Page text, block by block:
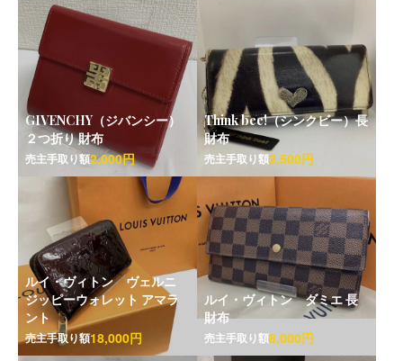
GIVENCHY（ジバンシー）
２つ折り 財布
売主手取り額2,000円
Think bee!（シンクビー）長
財布
売主手取り額2,500円
ルイ・ヴィトン ヴェルニ
ジッピーウォレット アマラ
ント
売主手取り額18,000円
ルイ・ヴィトン ダミエ 長
財布
売主手取り額8,000円